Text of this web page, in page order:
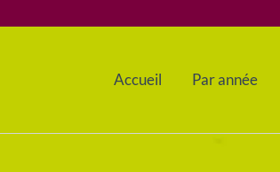
Accueil Par année